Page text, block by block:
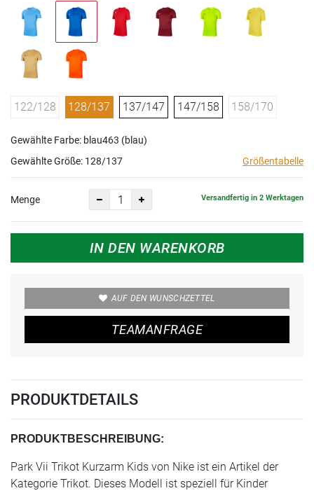
122/128 128/137 137/147 147/158 158/170
Gewählte Farbe: blau463 (blau)
Gewählte Größe: 128/137 Größentabelle
Menge Versandfertig in 2 Werktagen
IN DEN WARENKORB
AUF DEN WUNSCHZETTEL
TEAMANFRAGE
PRODUKTDETAILS
PRODUKTBESCHREIBUNG:
Park Vii Trikot Kurzarm Kids von Nike ist ein Artikel der
Kategorie Trikot. Dieses Modell ist speziell für Kinder